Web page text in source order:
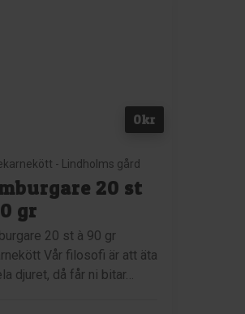
0kr
- Lindholms gård
20 st
gr
20 st à 90 gr
Vår filosofi är att äta
djuret, då får ni bitar…